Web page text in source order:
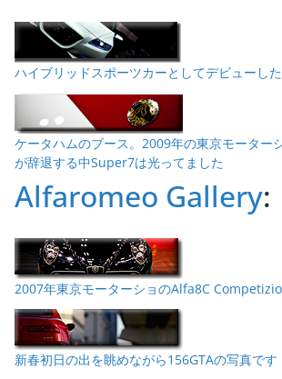
ハイブリッドスポーツカーとしてデビューし
ケータハムのブース。2009年の東京モーター
が辞退する中Super7は光ってました
Alfaromeo Gallery:
2007年東京モーターショのAlfa8C
新春初日の出を眺めながら156GTAの写真です